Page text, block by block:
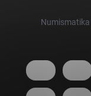
Numismatika